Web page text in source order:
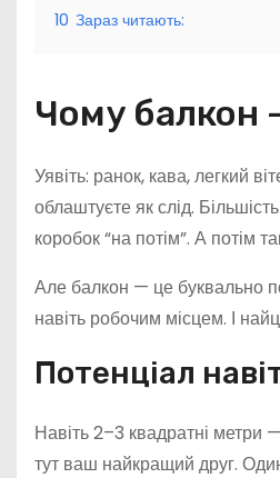
10 Зараз читають:
Чому балкон
Уявіть: ранок, кава, легкий
облаштуєте як слід.
коробок “на потім”. А потім
Але балкон — це буквально
навіть робочим місцем. І
Потенціал
Навіть 2–3 квадратні метри
тут ваш найкращий друг.